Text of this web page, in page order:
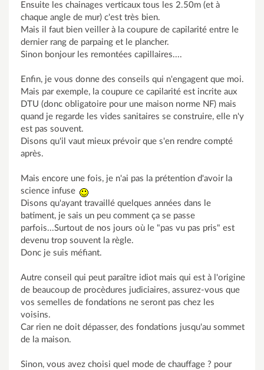
Ensuite les chainages verticaux tous les 2.50m (et à
chaque angle de mur) c'est très bien.
Mais il faut bien veiller à la coupure de capilarité entre le
dernier rang de parpaing et le plancher.
Sinon bonjour les remontées capillaires....
Enfin, je vous donne des conseils qui n'engagent que moi.
Mais par exemple, la coupure ce capilarité est incrite aux
DTU (donc obligatoire pour une maison norme NF) mais
quand je regarde les vides sanitaires se construire, elle n'y
est pas souvent.
Disons qu'il vaut mieux prévoir que s'en rendre compté
après.
Mais encore une fois, je n'ai pas la prétention d'avoir la
science infuse
Disons qu'ayant travaillé quelques années dans le
batiment, je sais un peu comment ça se passe
parfois...Surtout de nos jours où le "pas vu pas pris" est
devenu trop souvent la règle.
Donc je suis méfiant.
Autre conseil qui peut paraître idiot mais qui est à l'origine
de beaucoup de procèdures judiciaires, assurez-vous que
vos semelles de fondations ne seront pas chez les
voisins.
Car rien ne doit dépasser, des fondations jusqu'au sommet
de la maison.
Sinon, vous avez choisi quel mode de chauffage ? pour